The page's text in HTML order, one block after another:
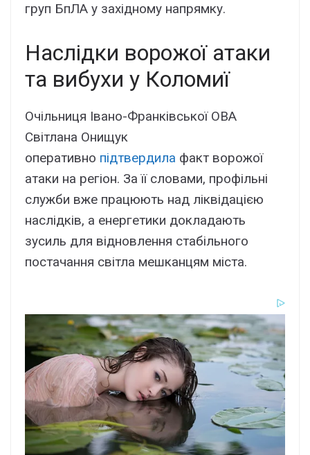
груп БпЛА у західному напрямку.
Наслідки ворожої атаки
та вибухи у Коломиї
Очільниця Івано-Франківської ОВА
Світлана Онищук
оперативно підтвердила факт ворожої
атаки на регіон. За її словами, профільні
служби вже працюють над ліквідацією
наслідків, а енергетики докладають
зусиль для відновлення стабільного
постачання світла мешканцям міста.